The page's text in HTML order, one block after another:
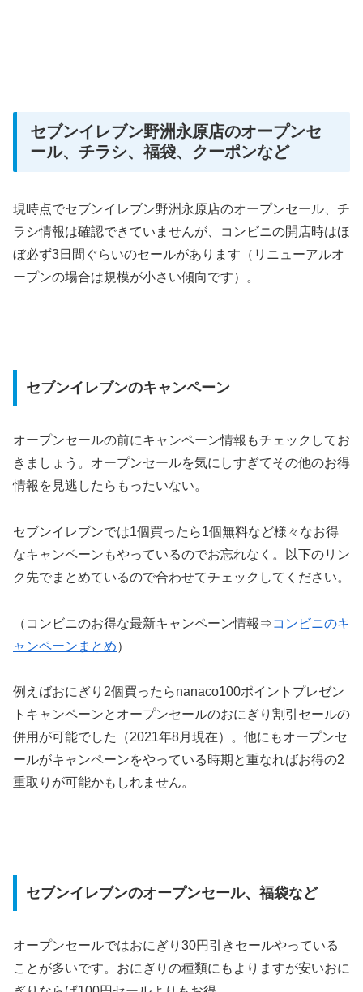
セブンイレブン野洲永原店のオープンセ
ール、チラシ、福袋、クーポンなど
現時点でセブンイレブン野洲永原店のオープンセール、チ
ラシ情報は確認できていませんが、コンビニの開店時はほ
ぼ必ず3日間ぐらいのセールがあります（リニューアルオ
ープンの場合は規模が小さい傾向です）。
セブンイレブンのキャンペーン
オープンセールの前にキャンペーン情報もチェックしてお
きましょう。オープンセールを気にしすぎてその他のお得
情報を見逃したらもったいない。
セブンイレブンでは1個買ったら1個無料など様々なお得
なキャンペーンもやっているのでお忘れなく。以下のリン
ク先でまとめているので合わせてチェックしてください。
（コンビニのお得な最新キャンペーン情報⇒コンビニのキ
ャンペーンまとめ）
例えばおにぎり2個買ったらnanaco100ポイントプレゼン
トキャンペーンとオープンセールのおにぎり割引セールの
併用が可能でした（2021年8月現在）。他にもオープンセ
ールがキャンペーンをやっている時期と重なればお得の2
重取りが可能かもしれません。
セブンイレブンのオープンセール、福袋など
オープンセールではおにぎり30円引きセールやっている
ことが多いです。おにぎりの種類にもよりますが安いおに